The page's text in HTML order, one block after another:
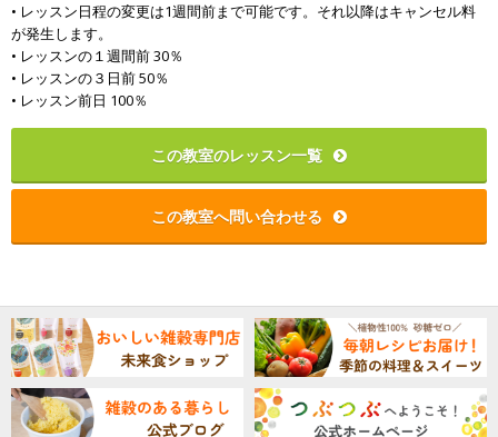
• レッスン日程の変更は1週間前まで可能です。それ以降はキャンセル料
が発生します。
• レッスンの１週間前 30％
• レッスンの３日前 50％
• レッスン前日 100％
この教室のレッスン一覧
この教室へ問い合わせる